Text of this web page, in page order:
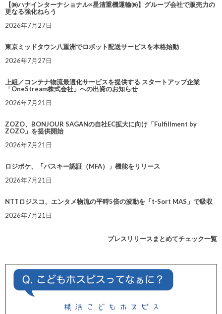
【㈱ハナインターナショナル×星清重機運輸㈱】グループ会社で販売力の
更なる強化ねらう
2026年7月27日
東京ミッドタウン八重洲でロボット配送サービスを本格始動
2026年7月27日
上組／コンテナ物流最適化サービスを提供する スタートアップ企業
「OneStream株式会社」への出資のお知らせ
2026年7月21日
ZOZO、BONJOUR SAGANの自社EC拡大に向け「Fulfillment by
ZOZO」を提供開始
2026年7月21日
ロジポケ、「パスキー認証（MFA）」機能をリリース
2026年7月21日
NTTロジスコ、エンタメ物流の平時5倍の波動を「t-Sort MAS」で吸収
2026年7月21日
プレスリリースまとめてチェック一覧